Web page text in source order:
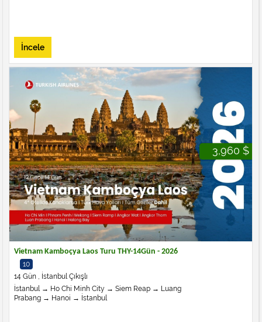
İncele
3,960 $
Vietnam Kamboçya Laos Turu THY-14Gün - 2026
10
14 Gün , İstanbul Çıkışlı
İstanbul → Ho Chi Minh City → Siem Reap → Luang
Prabang → Hanoi → İstanbul